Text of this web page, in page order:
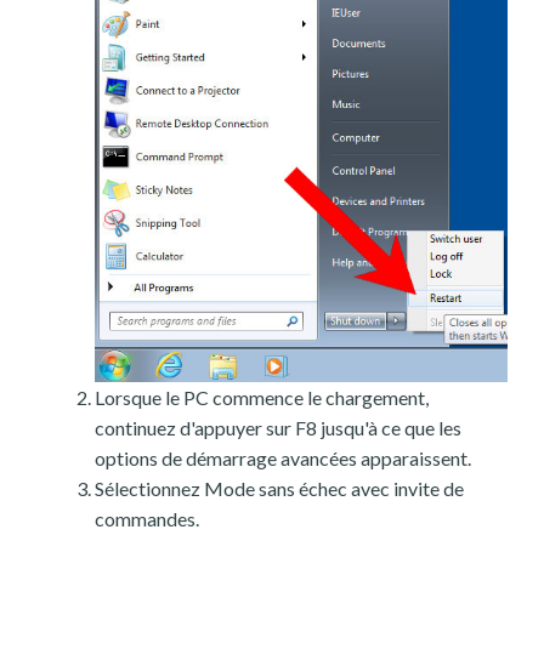
Lorsque le PC commence le chargement,
continuez d'appuyer sur F8 jusqu'à ce que les
options de démarrage avancées apparaissent.
Sélectionnez Mode sans échec avec invite de
commandes.